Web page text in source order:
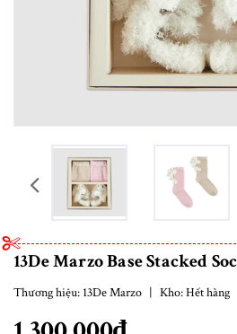
13De Marzo Base Stacked
Thương hiệu: 13De Marzo | Kho:Hết hàng